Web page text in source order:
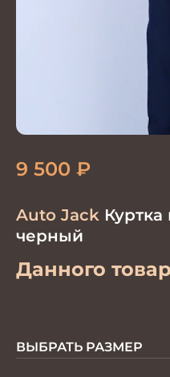
Auto Jack
черный
Данного
9 500 ₽
ВЫБРАТЬ РАЗМЕР